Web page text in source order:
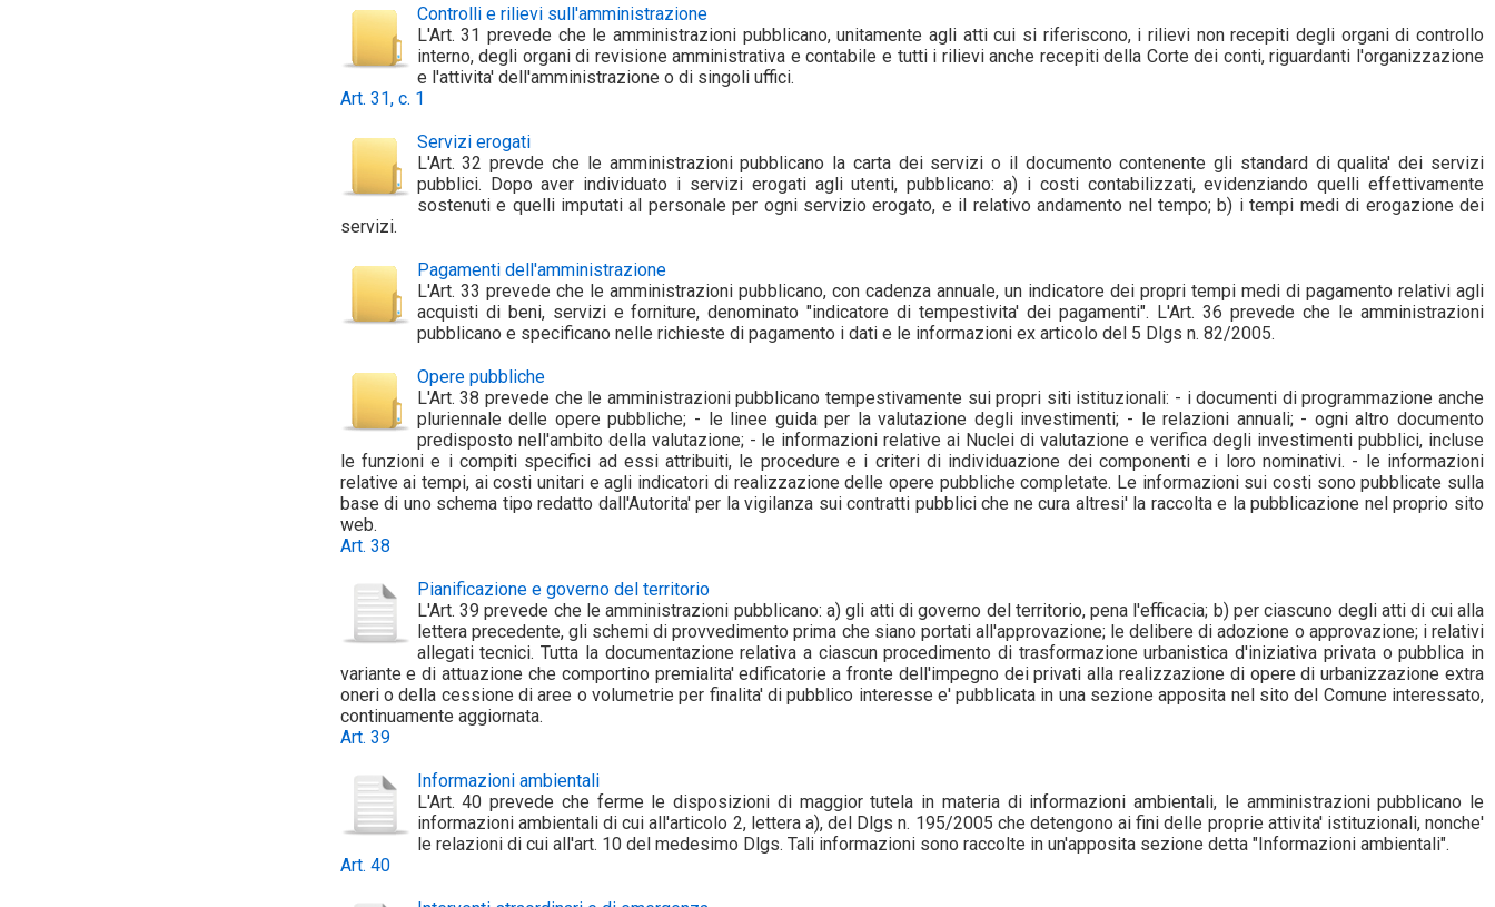
Controlli e rilievi sull'amministrazione
L'Art. 31 prevede che le amministrazioni pubblicano, unitamente agli atti cui si riferiscono, i rilievi non recepiti degli organi di controllo
interno, degli organi di revisione amministrativa e contabile e tutti i rilievi anche recepiti della Corte dei conti, riguardanti l'organizzazione
e l'attivita' dell'amministrazione o di singoli uffici.
Art. 31, c. 1
Servizi erogati
L'Art. 32 prevde che le amministrazioni pubblicano la carta dei servizi o il documento contenente gli standard di qualita' dei servizi
pubblici. Dopo aver individuato i servizi erogati agli utenti, pubblicano: a) i costi contabilizzati, evidenziando quelli effettivamente
sostenuti e quelli imputati al personale per ogni servizio erogato, e il relativo andamento nel tempo; b) i tempi medi di erogazione dei
servizi.
Pagamenti dell'amministrazione
L'Art. 33 prevede che le amministrazioni pubblicano, con cadenza annuale, un indicatore dei propri tempi medi di pagamento relativi agli
acquisti di beni, servizi e forniture, denominato "indicatore di tempestivita' dei pagamenti". L'Art. 36 prevede che le amministrazioni
pubblicano e specificano nelle richieste di pagamento i dati e le informazioni ex articolo del 5 Dlgs n. 82/2005.
Opere pubbliche
L'Art. 38 prevede che le amministrazioni pubblicano tempestivamente sui propri siti istituzionali: - i documenti di programmazione anche
pluriennale delle opere pubbliche; - le linee guida per la valutazione degli investimenti; - le relazioni annuali; - ogni altro documento
predisposto nell'ambito della valutazione; - le informazioni relative ai Nuclei di valutazione e verifica degli investimenti pubblici, incluse
le funzioni e i compiti specifici ad essi attribuiti, le procedure e i criteri di individuazione dei componenti e i loro nominativi. - le informazioni
relative ai tempi, ai costi unitari e agli indicatori di realizzazione delle opere pubbliche completate. Le informazioni sui costi sono pubblicate sulla
base di uno schema tipo redatto dall'Autorita' per la vigilanza sui contratti pubblici che ne cura altresi' la raccolta e la pubblicazione nel proprio sito
web.
Art. 38
Pianificazione e governo del territorio
L'Art. 39 prevede che le amministrazioni pubblicano: a) gli atti di governo del territorio, pena l'efficacia; b) per ciascuno degli atti di cui alla
lettera precedente, gli schemi di provvedimento prima che siano portati all'approvazione; le delibere di adozione o approvazione; i relativi
allegati tecnici. Tutta la documentazione relativa a ciascun procedimento di trasformazione urbanistica d'iniziativa privata o pubblica in
variante e di attuazione che comportino premialita' edificatorie a fronte dell'impegno dei privati alla realizzazione di opere di urbanizzazione extra
oneri o della cessione di aree o volumetrie per finalita' di pubblico interesse e' pubblicata in una sezione apposita nel sito del Comune interessato,
continuamente aggiornata.
Art. 39
Informazioni ambientali
L'Art. 40 prevede che ferme le disposizioni di maggior tutela in materia di informazioni ambientali, le amministrazioni pubblicano le
informazioni ambientali di cui all'articolo 2, lettera a), del Dlgs n. 195/2005 che detengono ai fini delle proprie attivita' istituzionali, nonche'
le relazioni di cui all'art. 10 del medesimo Dlgs. Tali informazioni sono raccolte in un'apposita sezione detta "Informazioni ambientali".
Art. 40